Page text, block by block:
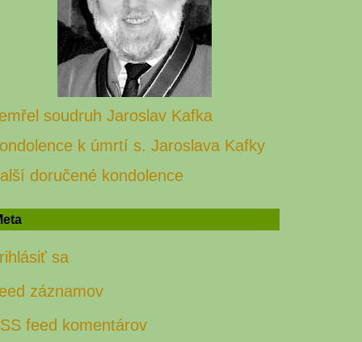
soudruh Jaroslav Kafka
k úmrtí s. Jaroslava Kafky
doručené kondolence
sa
záznamov
feed komentárov